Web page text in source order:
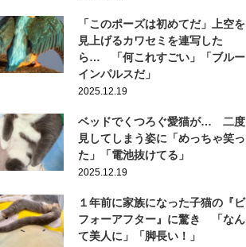
「このポーズは初めてだ」上空を
見上げるカワセミを連写した
ら… 「何これすごい」「ブルー
インパルスだ」
2025.12.19
ベッドでくつろぐ愛猫が… 二度
見してしまう姿に「めっちゃ笑っ
た」「電池抜けてる」
2025.12.19
１年前に家族になった子猫の『ビ
フォーアフター』に驚き 「なん
て美人に」「脚長い！」